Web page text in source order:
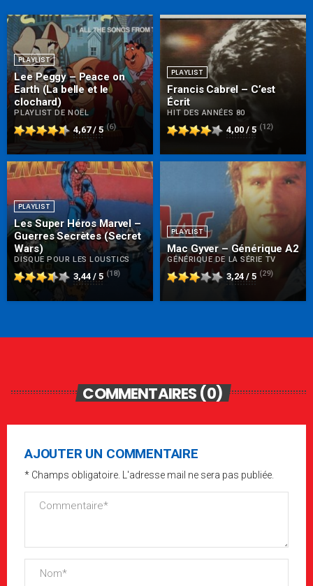
PLAYLIST
Lee Peggy – Peace on
Earth (La belle et le
clochard)
PLAYLIST DE NOËL
4,67 / 5 (6)
PLAYLIST
Francis Cabrel – C’est
Écrit
HIT DES ANNÉES 80
4,00 / 5 (12)
PLAYLIST
Les Super Héros Marvel –
Guerres Secrètes (Secret
Wars)
DISQUE POUR LES LOUSTICS
3,44 / 5 (18)
PLAYLIST
Mac Gyver – Générique A2
GÉNÉRIQUE DE LA SÉRIE TV
3,24 / 5 (29)
COMMENTAIRES (0)
AJOUTER UN COMMENTAIRE
* Champs obligatoire. L'adresse mail ne sera pas publiée.